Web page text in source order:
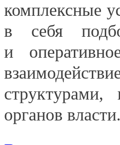
комплексные
в себя
и
структурами,
органов власти.